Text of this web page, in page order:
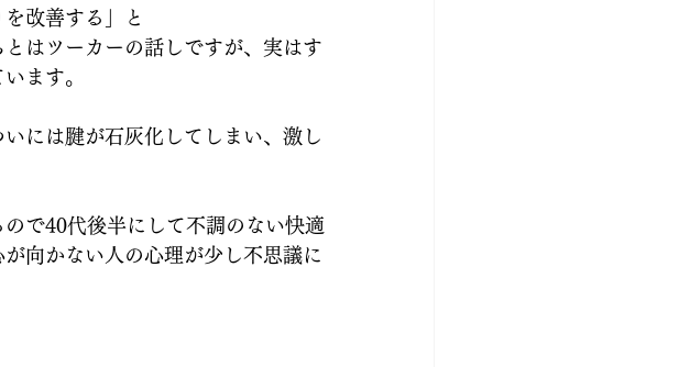
改善する」と
はツーカーの話しですが、実はす
ます。
には腱が石灰化してしまい、激し
で40代後半にして不調のない快適
向かない人の心理が少し不思議に